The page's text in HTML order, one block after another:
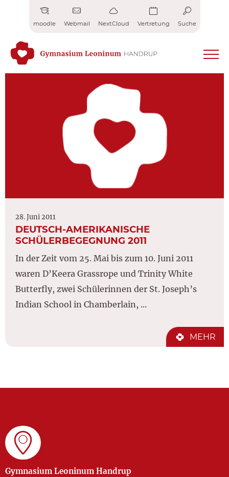
moodle Webmail NextCloud Vertretung Suche
28. Juni 2011
DEUTSCH-AMERIKANISCHE
SCHÜLERBEGEGNUNG 2011
In der Zeit vom 25. Mai bis zum 10. Juni 2011
waren D’Keera Grassrope und Trinity White
Butterfly, zwei Schülerinnen der St. Joseph’s
Indian School in Chamberlain, ...
MEHR
Gymnasium Leoninum Handrup